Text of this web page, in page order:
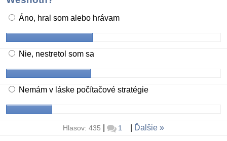
Áno, hral som alebo hrávam
Nie, nestretol som sa
Nemám v láske počítačové stratégie
Hlasov: 435 1 Ďalšie